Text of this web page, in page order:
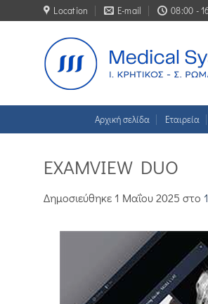
Μετάβαση
στο
περιεχόμενο
Location E-mail 08:00 -
Αρχική σελίδα Εταιρεία
EXAMVIEW DUO
Δημοσιεύθηκε 1 Μαΐου 2025 στο